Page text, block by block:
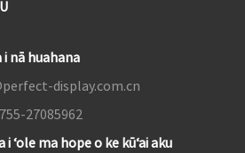
i nā huahana
display.com.cn
27085962
i ʻole ma hope o ke kūʻai aku